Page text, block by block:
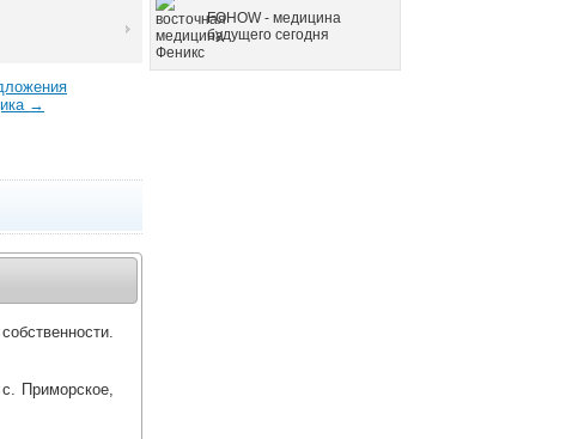
→
Приморское,
FOHOW - медицина
будущего сегодня